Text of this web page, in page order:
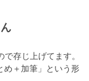
存じ上げてます。
め＋加筆」という形